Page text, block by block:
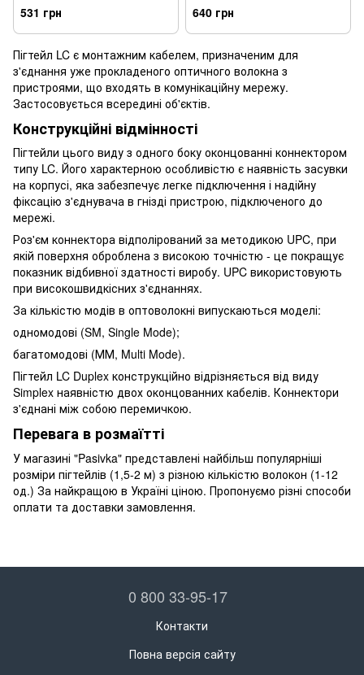
531 грн 640 грн
Пігтейл LC є монтажним кабелем, призначеним для
з'єднання уже прокладеного оптичного волокна з
пристроями, що входять в комунікаційну мережу.
Застосовується всередині об'єктів.
Конструкційні відмінності
Пігтейли цього виду з одного боку оконцованні коннектором
типу LC. Його характерною особливістю є наявність засувки
на корпусі, яка забезпечує легке підключення і надійну
фіксацію з'єднувача в гнізді пристрою, підключеного до
мережі.
Роз'єм коннектора відполірований за методикою UPC, при
якій поверхня оброблена з високою точністю - це покращує
показник відбивної здатності виробу. UPC використовують
при високошвидкісних з'єднаннях.
За кількістю модів в оптоволокні випускаються моделі:
одномодові (SM, Single Mode);
багатомодові (ММ, Multi Mode).
Пігтейл LC Duplex конструкційно відрізняється від виду
Simplex наявністю двох оконцованних кабелів. Коннектори
з'єднані між собою перемичкою.
Перевага в розмаїтті
У магазині "Pasivka" представлені найбільш популярніші
розміри пігтейлів (1,5-2 м) з різною кількістю волокон (1-12
од.) За найкращою в Україні ціною. Пропонуємо різні способи
оплати та доставки замовлення.
0 800 33-95-17
Контакти
Повна версія сайту